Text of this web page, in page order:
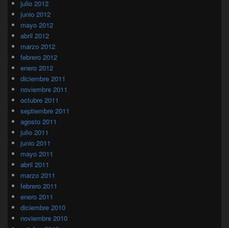
julio 2012
junio 2012
mayo 2012
abril 2012
marzo 2012
febrero 2012
enero 2012
diciembre 2011
noviembre 2011
octubre 2011
septiembre 2011
agosto 2011
julio 2011
junio 2011
mayo 2011
abril 2011
marzo 2011
febrero 2011
enero 2011
diciembre 2010
noviembre 2010